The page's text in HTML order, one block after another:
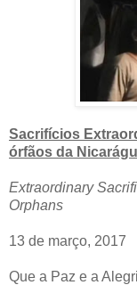
Sacrifícios
órfãos da
Extraordinary
Orphans
13 de março, 2017
Que a Paz e a